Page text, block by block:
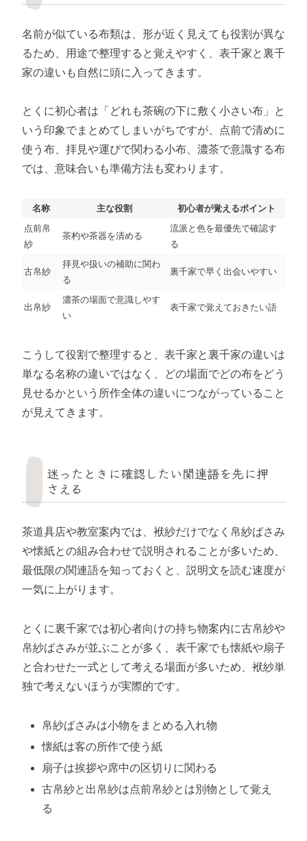
名前が似ている布類は、形が近く見えても役割が異な
るため、用途で整理すると覚えやすく、表千家と裏千
家の違いも自然に頭に入ってきます。
とくに初心者は「どれも茶碗の下に敷く小さい布」と
いう印象でまとめてしまいがちですが、点前で清めに
使う布、拝見や運びで関わる小布、濃茶で意識する布
では、意味合いも準備方法も変わります。
名称 主な役割
初心者が覚えるポイント
点前帛
紗
茶杓や茶器を清める
流派と色を最優先で確認す
る
古帛紗
拝見や扱いの補助に関わ
る
裏千家で早く出会いやすい
出帛紗
濃茶の場面で意識しやす
い
表千家で覚えておきたい語
こうして役割で整理すると、表千家と裏千家の違いは
単なる名称の違いではなく、どの場面でどの布をどう
見せるかという所作全体の違いにつながっていること
が見えてきます。
迷ったときに確認したい関連語を先に押
さえる
茶道具店や教室案内では、袱紗だけでなく帛紗ばさみ
や懐紙との組み合わせで説明されることが多いため、
最低限の関連語を知っておくと、説明文を読む速度が
一気に上がります。
とくに裏千家では初心者向けの持ち物案内に古帛紗や
帛紗ばさみが並ぶことが多く、表千家でも懐紙や扇子
と合わせた一式として考える場面が多いため、袱紗単
独で考えないほうが実際的です。
帛紗ばさみは小物をまとめる入れ物
懐紙は客の所作で使う紙
扇子は挨拶や席中の区切りに関わる
古帛紗と出帛紗は点前帛紗とは別物として覚え
る